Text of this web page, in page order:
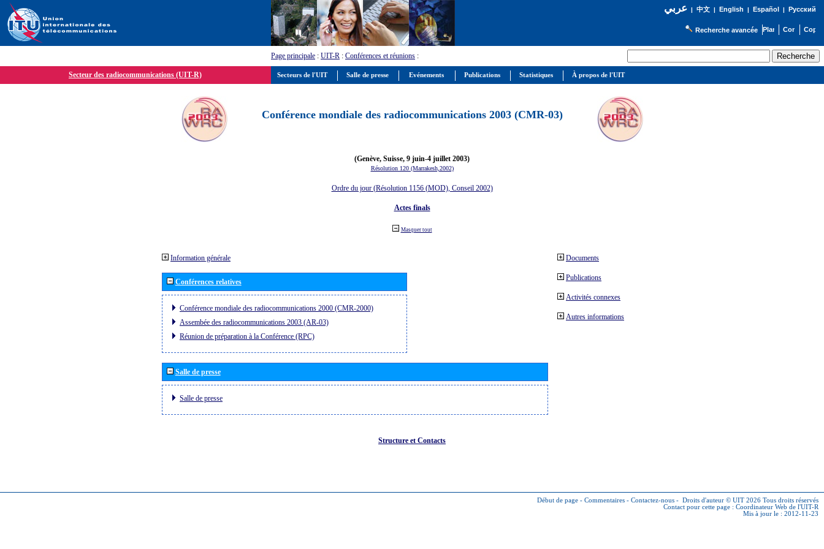
عربي| 中文| English | Español | Русский
Recherche avancée
Page principale : UIT-R : Conférences et réunions :
Secteur des radiocommunications (UIT-R)
Conférence mondiale des radiocommunications 2003 (CMR-03)
(Genève, Suisse, 9 juin-4 juillet 2003)
Résolution 120 (Marrakesh,2002)
Ordre du jour (Résolution 1156 (MOD), Conseil 2002)
Actes finals
Masquer tout
Information générale
Conférences relatives
Conférence mondiale des radiocommunications 2000 (CMR-2000)
Assembée des radiocommunications 2003 (AR-03)
Réunion de préparation à la Conférence (RPC)
Salle de presse
Salle de presse
Documents
Publications
Activités connexes
Autres informations
Structure et Contacts
Début de page - Commentaires - Contactez-nous - Droits d'auteur © UIT 2026 Tous droits réservés
Contact pour cette page : Coordinateur Web de l'UIT-R
Mis à jour le : 2012-11-23
Secteurs de l'UIT Salle de presse Evénements Publications Statistiques À propos de l'UIT